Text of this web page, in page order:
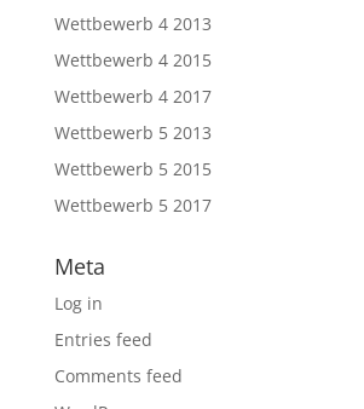
Wettbewerb 4 2013
Wettbewerb 4 2015
Wettbewerb 4 2017
Wettbewerb 5 2013
Wettbewerb 5 2015
Wettbewerb 5 2017
Meta
Log in
Entries feed
Comments feed